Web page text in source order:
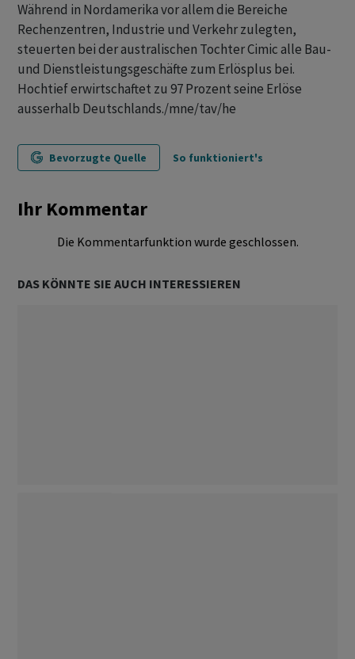
Während in Nordamerika vor allem die Bereiche
Rechenzentren, Industrie und Verkehr zulegten,
steuerten bei der australischen Tochter Cimic alle Bau-
und Dienstleistungsgeschäfte zum Erlösplus bei.
Hochtief erwirtschaftet zu 97 Prozent seine Erlöse
ausserhalb Deutschlands./mne/tav/he
Bevorzugte Quelle So funktioniert's
Ihr Kommentar
Die Kommentarfunktion wurde geschlossen.
DAS KÖNNTE SIE AUCH INTERESSIEREN